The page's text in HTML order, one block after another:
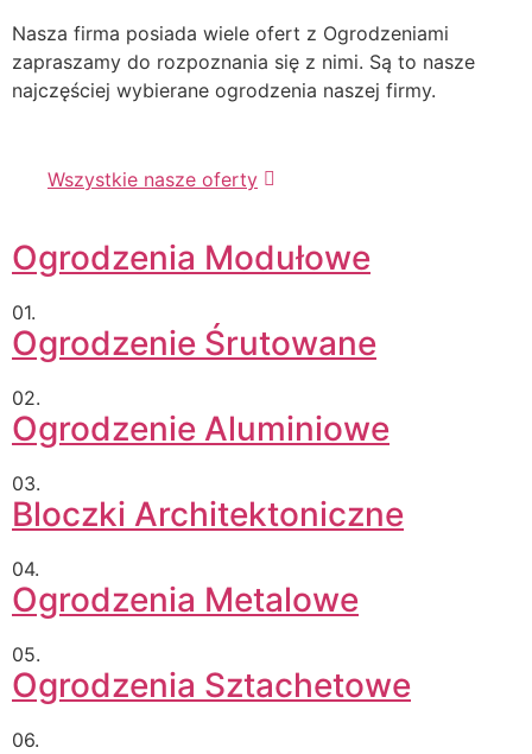
Nasza firma posiada wiele ofert z Ogrodzeniami
zapraszamy do rozpoznania się z nimi. Są to nasze
najczęściej wybierane ogrodzenia naszej firmy.
Wszystkie nasze oferty
Ogrodzenia Modułowe
01.
Ogrodzenie Śrutowane
02.
Ogrodzenie Aluminiowe
03.
Bloczki Architektoniczne
04.
Ogrodzenia Metalowe
05.
Ogrodzenia Sztachetowe
06.